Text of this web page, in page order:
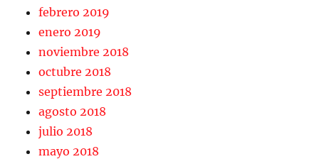
febrero 2019
enero 2019
noviembre 2018
octubre 2018
septiembre 2018
agosto 2018
julio 2018
mayo 2018